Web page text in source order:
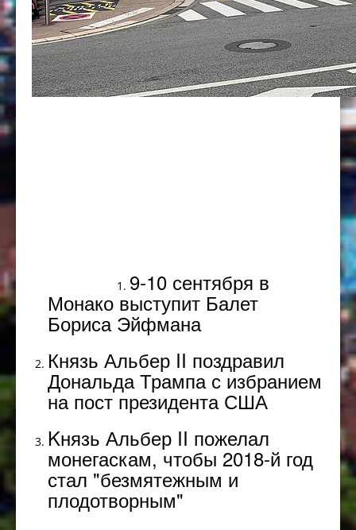
9-10 сентября в
Монако выступит Балет
Бориса Эйфмана
Князь Альбер II поздравил
Дональда Трампа с избранием
на пост президента США
Kнязь Альбер II пожелал
монегаскам, чтобы 2018-й год
стал "безмятежным и
плодотворным"